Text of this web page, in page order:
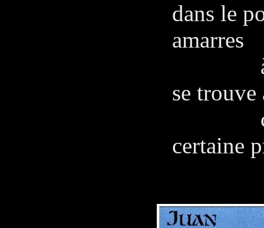
dans le
amarres
à
se
certaine